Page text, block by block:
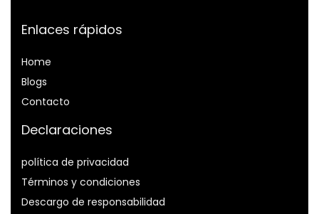
Enlaces rápidos
Home
Blogs
Contacto
Declaraciones
política de privacidad
Términos y condiciones
Descargo de responsabilidad